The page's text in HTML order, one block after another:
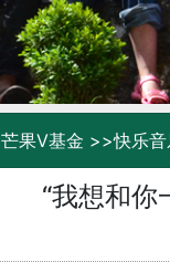
芒果V基金 >>快乐
“我想和你